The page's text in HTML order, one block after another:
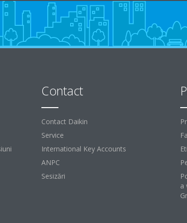
Contact
Contact Daikin
Service
International Key Accounts
ANPC
Sesizări
a